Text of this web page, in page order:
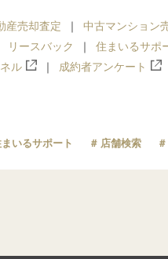
産売却査定
中古マンション
リースバック
住まいるサポ
ル 成約者アンケート
いるサポート 店舗検索